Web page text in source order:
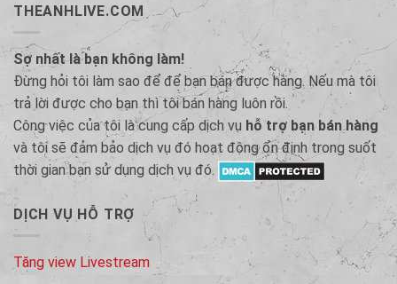
THEANHLIVE.COM
Sợ nhất là bạn không làm!
Đừng hỏi tôi làm sao để để bạn bán được hàng. Nếu mà tôi
trả lời được cho bạn thì tôi bán hàng luôn rồi.
Công việc của tôi là cung cấp dịch vụ hỗ trợ bạn bán hàng
và tôi sẽ đảm bảo dịch vụ đó hoạt động ổn định trong suốt
thời gian bạn sử dụng dịch vụ đó.
DỊCH VỤ HỖ TRỢ
Tăng view Livestream